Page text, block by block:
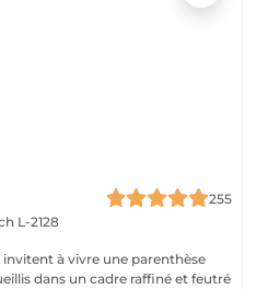
255
L-2128
à vivre une parenthèse